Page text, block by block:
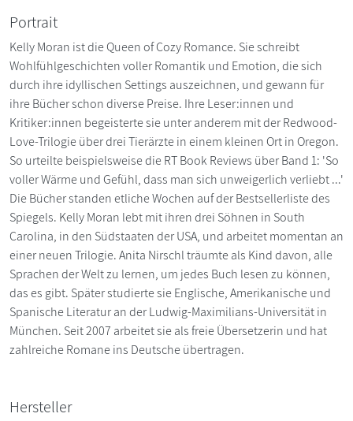
Portrait
Kelly Moran ist die Queen of Cozy Romance. Sie schreibt
Wohlfühlgeschichten voller Romantik und Emotion, die sich
durch ihre idyllischen Settings auszeichnen, und gewann für
ihre Bücher schon diverse Preise. Ihre Leser:innen und
Kritiker:innen begeisterte sie unter anderem mit der Redwood-
Love-Trilogie über drei Tierärzte in einem kleinen Ort in Oregon.
So urteilte beispielsweise die RT Book Reviews über Band 1: 'So
voller Wärme und Gefühl, dass man sich unweigerlich verliebt ...'
Die Bücher standen etliche Wochen auf der Bestsellerliste des
Spiegels. Kelly Moran lebt mit ihren drei Söhnen in South
Carolina, in den Südstaaten der USA, und arbeitet momentan an
einer neuen Trilogie. Anita Nirschl träumte als Kind davon, alle
Sprachen der Welt zu lernen, um jedes Buch lesen zu können,
das es gibt. Später studierte sie Englische, Amerikanische und
Spanische Literatur an der Ludwig-Maximilians-Universität in
München. Seit 2007 arbeitet sie als freie Übersetzerin und hat
zahlreiche Romane ins Deutsche übertragen.
Hersteller